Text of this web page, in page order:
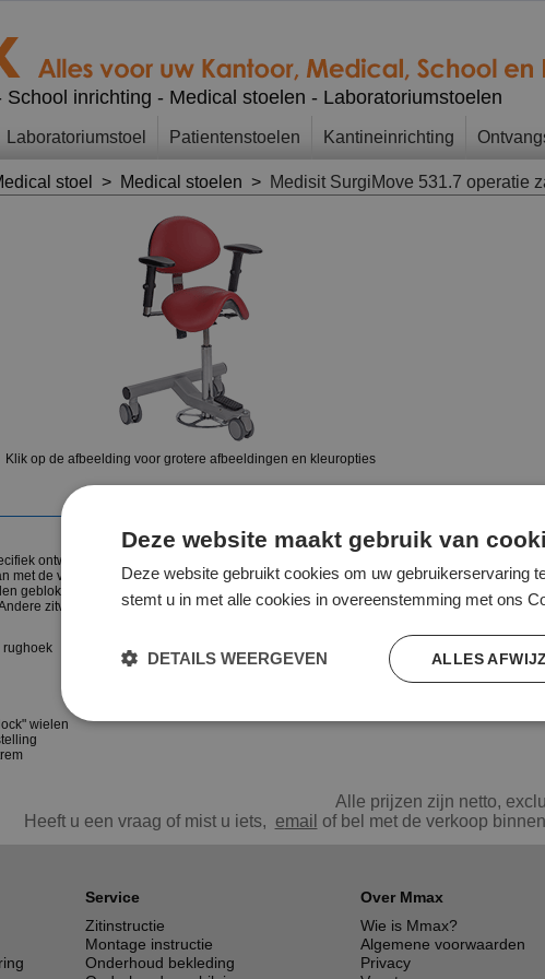
inrichting - Medical stoelen - Laboratoriumstoelen
Laboratoriumstoel Patientenstoelen Kantineinrichting
stoel > Medical stoelen > Medisit SurgiMove 531.7 operatie
Klik op de afbeelding voor grotere afbeeldingen en kleuropties
ontworpen voor gebruik in operatiekamers. De stoel is zeer eenvoudig verrijdbaar en
met de voet in hoogte bediend worden en geremd worden. De grote zwenkwielen
geblokkeerd ("Totallock"). Wat er voor zorgt dat de kruk geen kant mee op kan. De
zitvormen zijn ook mogelijk.
rughoek
wielen
Alle prijzen zijn netto,
Heeft u een vraag of mist u iets, email of bel met de verkoop
Service
Zitinstructie
Montage instructie
Onderhoud bekleding
Over Mmax
Wie is Mmax?
Algemene voorwaarden
Privacy
Deze website maakt gebruik van
Deze website gebruikt cookies om uw gebruikerservaring
stemt u in met alle cookies in overeenstemming met ons
ALLES
DETAILS WEERGEVEN